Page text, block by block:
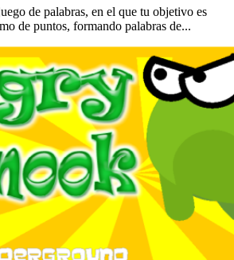
de palabras, en el que tu objetivo es
de puntos, formando palabras de...